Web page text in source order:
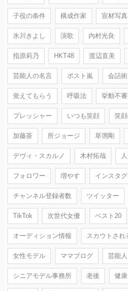
子役の条件 構成作家 宣材写真
氷川きよし 演歌 内村光良
指原莉乃 HKT48 渡辺直美
芸能人の名言 ポスト嵐 会話術
覚えてもらう 呼吸法 挙動不審
プレッシャー いつも笑顔 笑
加藤茶 所ジョージ 草彅剛
デヴィ・スカルノ 木村拓哉
フォロワー 増やす インスタ
チャンネル登録者数 ツイッター
TikTok 次世代女優 ベスト20
オーディション情報 スカウトされ
女性モデル ママブログ 芸能
シニアモデル事務所 老後 健康